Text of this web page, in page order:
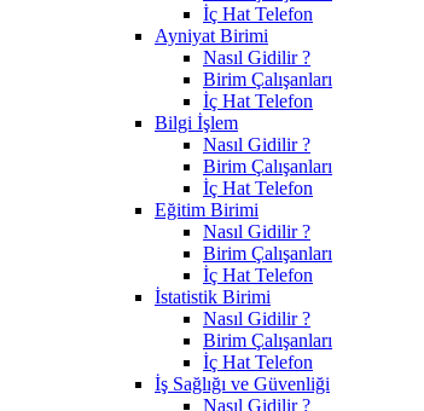
İç Hat Telefon
Ayniyat Birimi
Nasıl Gidilir ?
Birim Çalışanları
İç Hat Telefon
Bilgi İşlem
Nasıl Gidilir ?
Birim Çalışanları
İç Hat Telefon
Eğitim Birimi
Nasıl Gidilir ?
Birim Çalışanları
İç Hat Telefon
İstatistik Birimi
Nasıl Gidilir ?
Birim Çalışanları
İç Hat Telefon
İş Sağlığı ve Güvenliği
Nasıl Gidilir ?